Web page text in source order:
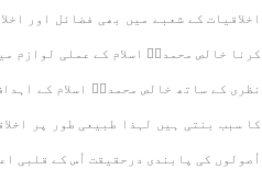
اخلاقیات کے شعبے میں بھی فضائل اور
کرنا خالص محمدیؐ اسلام کے عملی لوازم
نظری کے ساتھ خالص محمدیؐ اسلام کے
کا سبب بنتی ہیں لہذا طبیعی طور پر
اُصولوں کی پابندی درحقیقت اُس کے قلبی